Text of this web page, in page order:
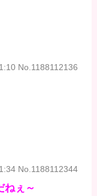
No.1188112136
No.1188112344
ねぇ～